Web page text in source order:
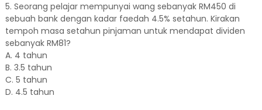
5. Seorang pelajar mempunyai wang sebanyak RM450 di
sebuah bank dengan kadar faedah 4.5% setahun. Kirakan
tempoh masa setahun pinjaman untuk mendapat dividen
sebanyak RM81?
A. 4 tahun
B. 3.5 tahun
C. 5 tahun
D. 4.5 tahun